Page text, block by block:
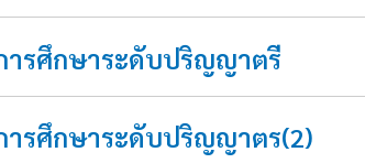
ารศึกษาระดับปริญญาตรี
ารศึกษาระดับปริญญาตร(2)